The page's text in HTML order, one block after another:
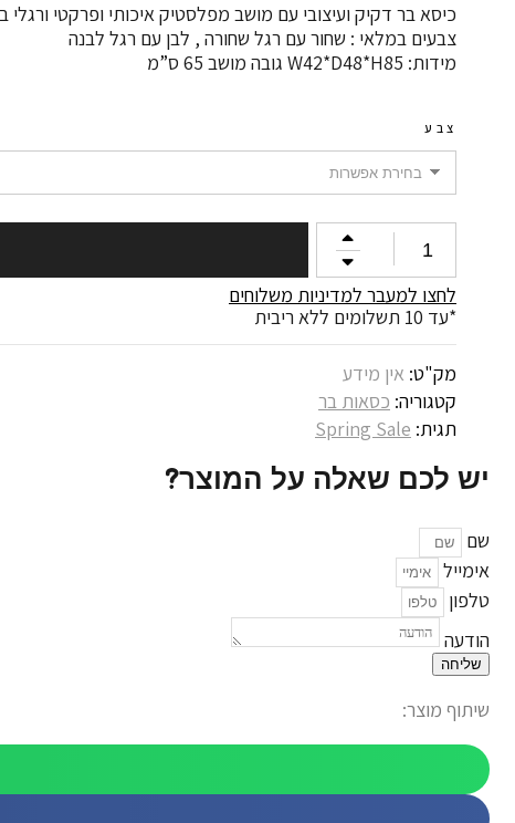
כיסא בר דקיק ועיצובי עם מושב מפלסטיק איכותי ופרקטי ורגלי
צבעים במלאי : שחור עם רגל שחורה , לבן עם רגל לבנה
מידות: W42*D48*H85 גובה מושב 65 ס”מ
צבע
של
כיסא
בר
דגם
לחצו למעבר למדיניות משלוחים
*עד 10 תשלומים ללא ריבית
מק"ט: אין מידע
קטגוריה: כסאות בר
תגית: Spring Sale
יש לכם שאלה על המוצר?
שם
אימייל
טלפון
הודעה
שליחה
שיתוף מוצר: